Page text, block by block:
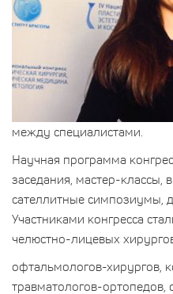
между специалистами.
Научная программа
заседания, мастер-классы,
сателлитные симпозиумы,
Участниками конгресса
челюстно-лицевых
офтальмологов-хирургов,
травматологов-ортопедов,